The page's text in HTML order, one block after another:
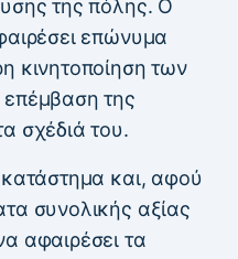
της πόλης. Ο
επώνυμα
κινητοποίηση των
της
σχέδιά του.
και, αφού
συνολικής αξίας
αφαιρέσει τα